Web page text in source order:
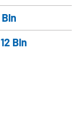
Bln